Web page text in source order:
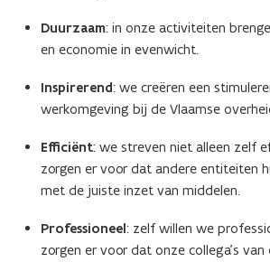
Duurzaam: in onze activiteiten
en economie in evenwicht.
Inspirerend: we creëren een
werkomgeving bij de Vlaamse
Efficiënt: we streven niet alleen zelf
zorgen er voor dat andere entiteiten
met de juiste inzet van middelen.
Professioneel: zelf willen we
zorgen er voor dat onze collega’s van